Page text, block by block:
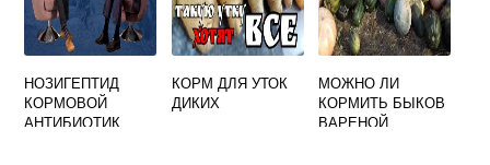
НОЗИГЕПТИД
КОРМОВОЙ
АНТИБИОТИК
КОРМ ДЛЯ УТОК
ДИКИХ
МОЖНО ЛИ
КОРМИТЬ БЫКОВ
ВАРЕНОЙ